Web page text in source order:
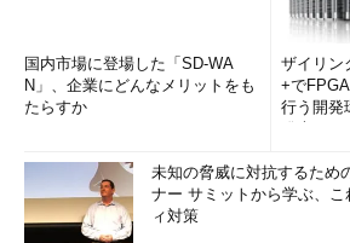
国内市場に登場した「SD-WA
N」、企業にどんなメリットをも
たらすか
ザイリン
+で
行う開発
未知の脅威に対抗するた
ナー サミットから学ぶ、
ィ対策